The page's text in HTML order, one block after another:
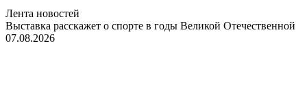
Лента новостей
Выставка расскажет о спорте в годы Великой Отечественной
07.08.2026